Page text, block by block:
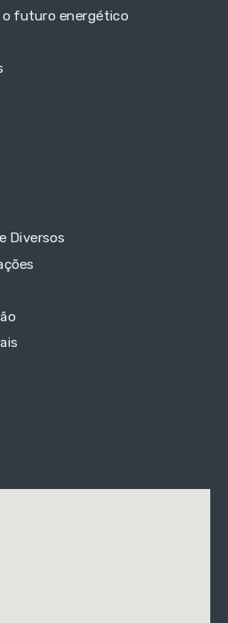
o futuro energético
Diversos